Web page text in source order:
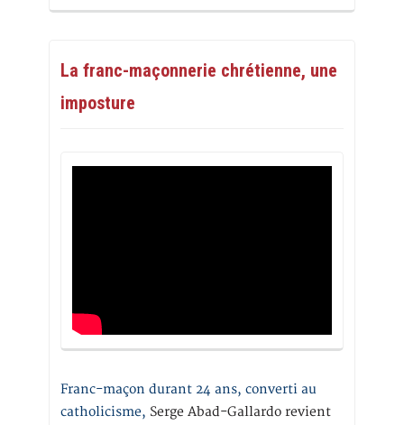
La franc-maçonnerie chrétienne, une
imposture
Franc-maçon durant 24 ans, converti au
catholicisme, Serge Abad-Gallardo revient